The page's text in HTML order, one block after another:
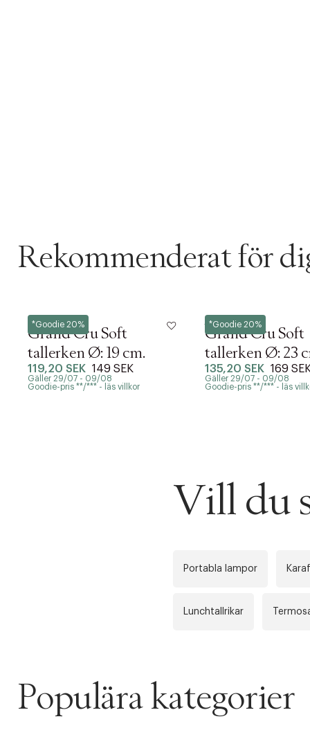
Rekommenderat för
*Goodie 20%
Rosendahl
Grand Cru Soft
tallerken Ø: 19 cm.
119,20 SEK 149 SEK
Gäller 29/07 - 09/08
Goodie-pris **/*** - läs villkor
*Goodie 20%
Rosendahl
Grand Cru Soft
tallerken Ø: 23
135,20 SEK 169
Gäller 29/07 - 09/08
Goodie-pris **/*** - läs
Vill du
Portabla lampor
Lunchtallrikar
Populära kategorier
Fri frakt
WE CARE